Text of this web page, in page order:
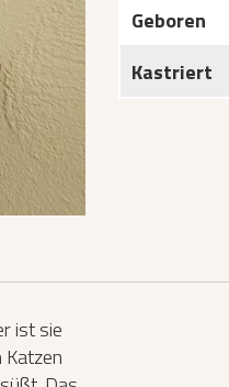
Geboren
Kastriert
ist sie